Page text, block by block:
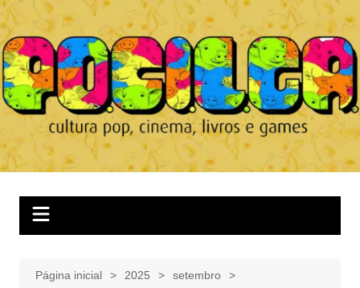
Ir
para
o
conteúdo
Página inicial 2025
setembro